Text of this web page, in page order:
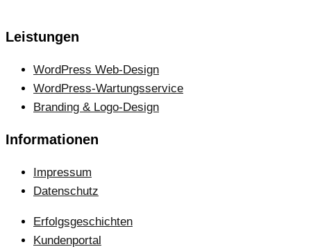
Leistungen
WordPress Web-Design
WordPress-Wartungsservice
Branding & Logo-Design
Informationen
Impressum
Datenschutz
Erfolgsgeschichten
Kundenportal